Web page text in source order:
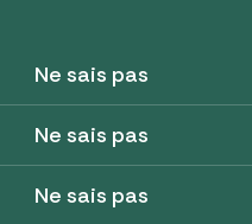
Ne sais pas
Ne sais pas
Ne sais pas